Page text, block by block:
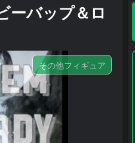
ーバップ＆ロ
その他フィギュア